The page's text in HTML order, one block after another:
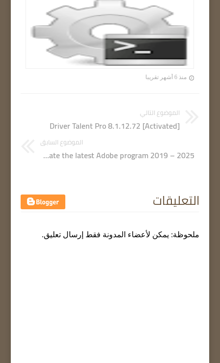
منذ 6 أشهر تقريبا
الموضوع التالي
Driver Talent Pro 8.1.12.72 [Activated]
الموضوع السابق
Adobe GenP 3.6.5 | Activate the latest Adobe program 2019 – 2025
التعليقات
ملحوظة: يمكن لأعضاء المدونة فقط إرسال تعليق.